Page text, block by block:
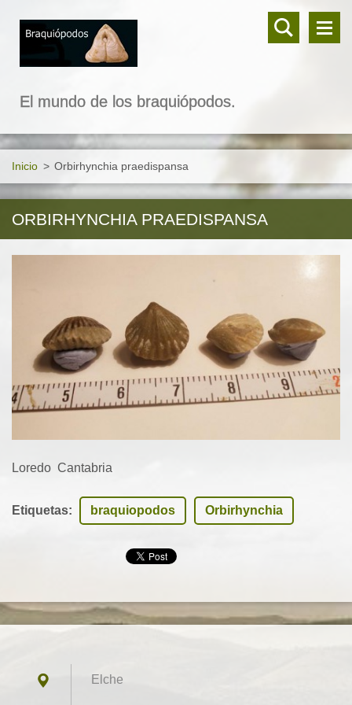
El mundo de los braquiópodos.
Inicio > Orbirhynchia praedispansa
ORBIRHYNCHIA PRAEDISPANSA
Loredo Cantabria
Etiquetas: braquiopodos Orbirhynchia
Elche